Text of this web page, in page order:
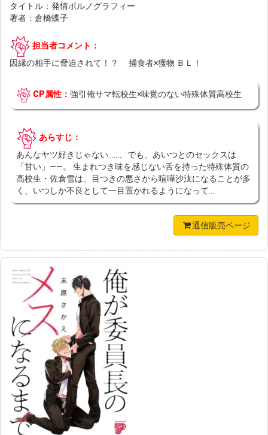
タイトル：発情ポルノグラフィー
著者：倉橋蝶子
担当者コメント：
因縁の相手に脅迫されて！？ 捕食者×獲物 ＢＬ！
CP属性： 強引俺サマ転校生×味覚のない特殊体質高校生
あらすじ：
あんなヤツ好きじゃない……、でも、あいつとのセックスは
「甘い」――。 生まれつき味を感じない舌を持った特殊体質の
高校生・佐倉雪は、目つきの悪さから喧嘩沙汰になることが多
く、いつしか不良として一目置かれるようになって...
通信販売ページ